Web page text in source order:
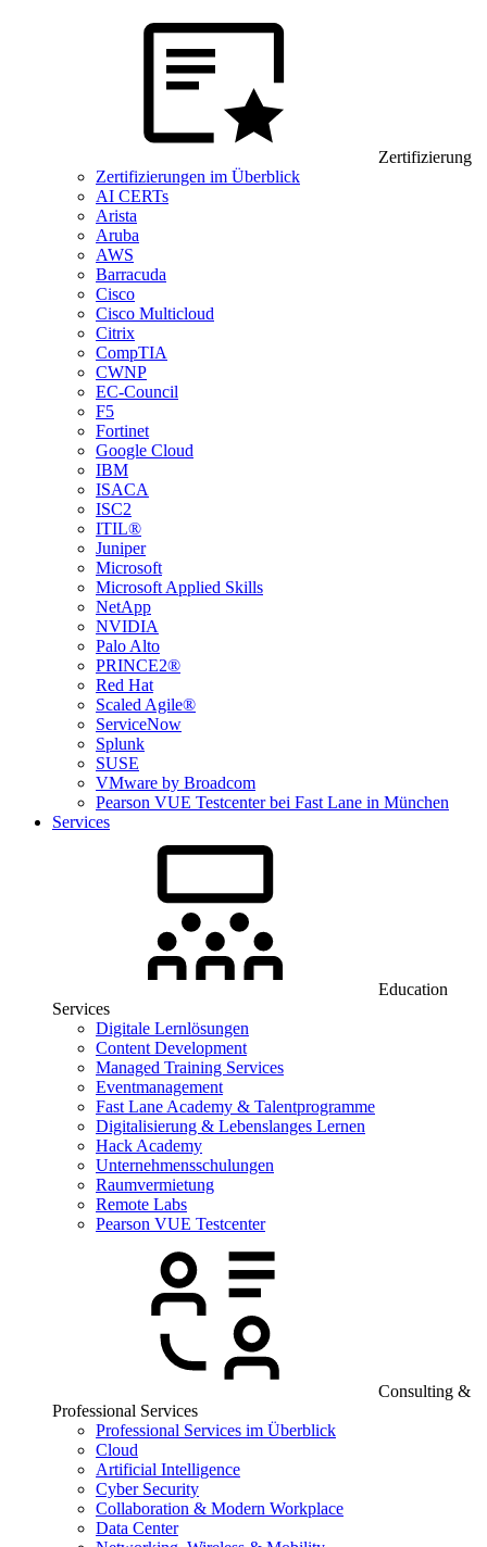
Zertifizierung
Zertifizierungen im Überblick
AI CERTs
Arista
Aruba
AWS
Barracuda
Cisco
Cisco Multicloud
Citrix
CompTIA
CWNP
EC-Council
F5
Fortinet
Google Cloud
IBM
ISACA
ISC2
ITIL®
Juniper
Microsoft
Microsoft Applied Skills
NetApp
NVIDIA
Palo Alto
PRINCE2®
Red Hat
Scaled Agile®
ServiceNow
Splunk
SUSE
VMware by Broadcom
Pearson VUE Testcenter bei Fast Lane in München
Services
Education
Services
Digitale Lernlösungen
Content Development
Managed Training Services
Eventmanagement
Fast Lane Academy & Talentprogramme
Digitalisierung & Lebenslanges Lernen
Hack Academy
Unternehmensschulungen
Raumvermietung
Remote Labs
Pearson VUE Testcenter
Consulting &
Professional Services
Professional Services im Überblick
Cloud
Artificial Intelligence
Cyber Security
Collaboration & Modern Workplace
Data Center